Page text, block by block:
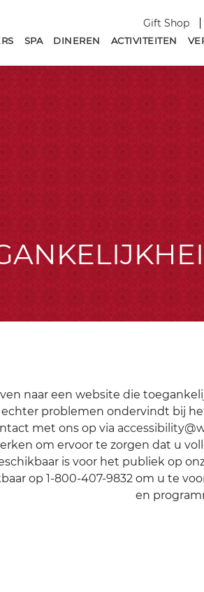
Gift Shop
SPA DINEREN ACTIVITEITEN
naar een website die
echter problemen ondervindt bij
met ons op via
om ervoor te zorgen dat u
is voor het publiek op
op 1-800-407-9832om u te
en